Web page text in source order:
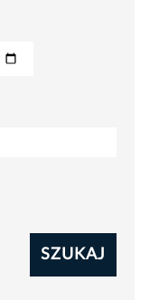
SZUKAJ